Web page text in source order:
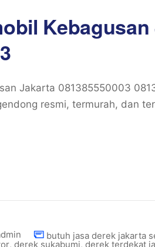
Jakarta 081385550003
resmi, termurah, dan
butuh jasa derek jakarta
, derek sukabumi, derek terdekat